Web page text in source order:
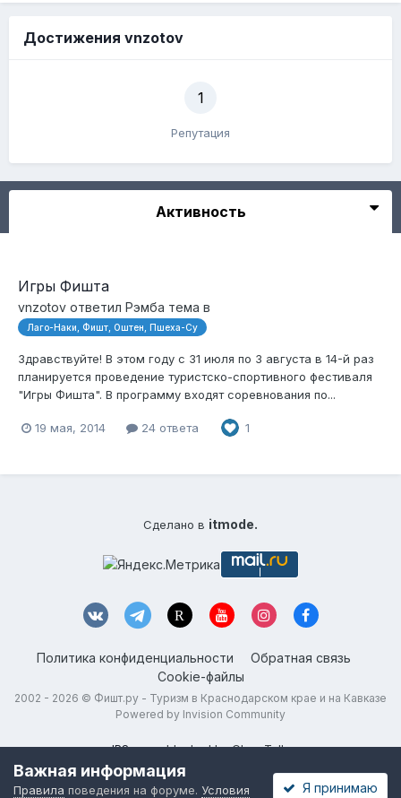
Достижения vnzotov
1
Репутация
Активность
Игры Фишта
vnzotov ответил Рэмба тема в
Лаго-Наки, Фишт, Оштен, Пшеха-Су
Здравствуйте! В этом году с 31 июля по 3 августа в 14-й раз
планируется проведение туристско-спортивного фестиваля
"Игры Фишта". В программу входят соревнования по...
19 мая, 2014 24 ответа 1
Сделано в itmode.
Политика конфиденциальности
Обратная связь
Cookie-файлы
2002 - 2026 © Фишт.ру - Туризм в Краснодарском крае и на Кавказе
Powered by Invision Community
Важная информация
Правила поведения на форуме. Условия Я принимаю
IPS spamblocked by CleanTalk.